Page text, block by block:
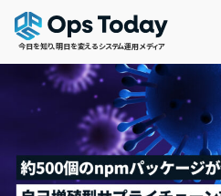
今日を知り、明日を変えるシステム運用メディア